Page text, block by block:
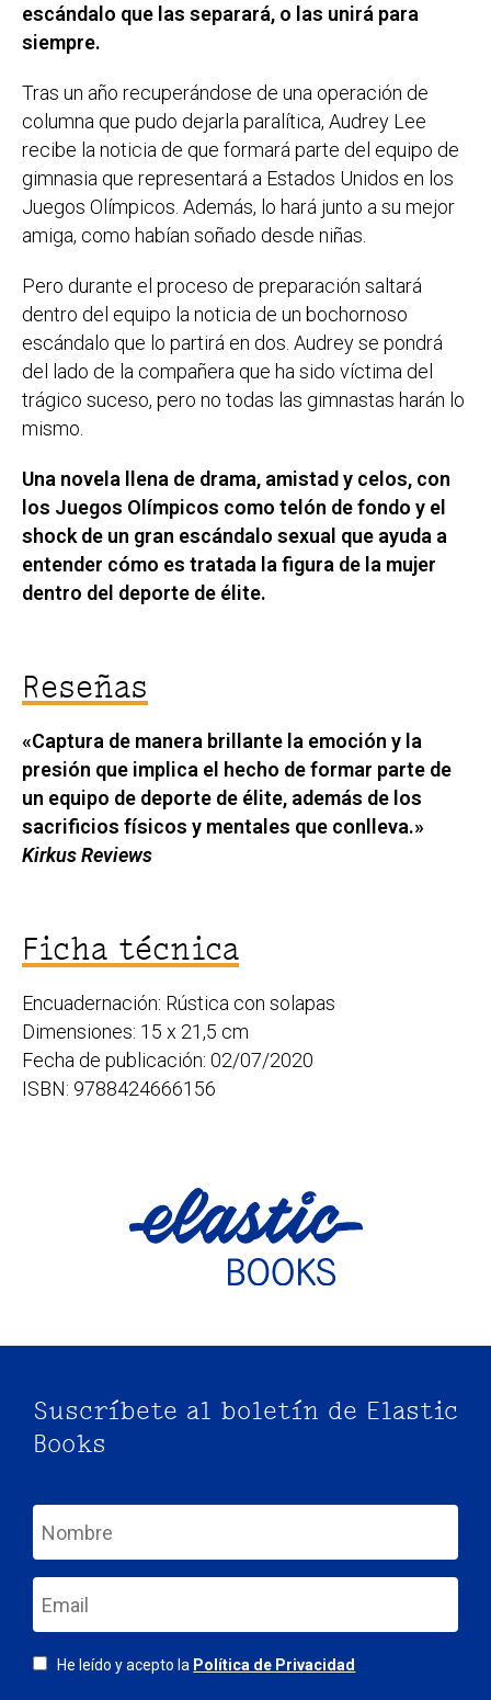
escándalo que las separará, o las unirá para
siempre.
Tras un año recuperándose de una operación de
columna que pudo dejarla paralítica, Audrey Lee
recibe la noticia de que formará parte del equipo de
gimnasia que representará a Estados Unidos en los
Juegos Olímpicos. Además, lo hará junto a su mejor
amiga, como habían soñado desde niñas.
Pero durante el proceso de preparación saltará
dentro del equipo la noticia de un bochornoso
escándalo que lo partirá en dos. Audrey se pondrá
del lado de la compañera que ha sido víctima del
trágico suceso, pero no todas las gimnastas harán lo
mismo.
Una novela llena de drama, amistad y celos, con
los Juegos Olímpicos como telón de fondo y el
shock de un gran escándalo sexual que ayuda a
entender cómo es tratada la figura de la mujer
dentro del deporte de élite.
Reseñas
«Captura de manera brillante la emoción y la
presión que implica el hecho de formar parte de
un equipo de deporte de élite, además de los
sacrificios físicos y mentales que conlleva.»
Kirkus Reviews
Ficha técnica
Encuadernación: Rústica con solapas
Dimensiones: 15 x 21,5 cm
Fecha de publicación: 02/07/2020
ISBN: 9788424666156
Suscríbete al boletín de Elastic
Books
Consentimiento
He leído y acepto la Política de Privacidad